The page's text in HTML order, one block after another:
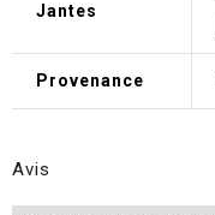
Jantes
Provenance
Avis